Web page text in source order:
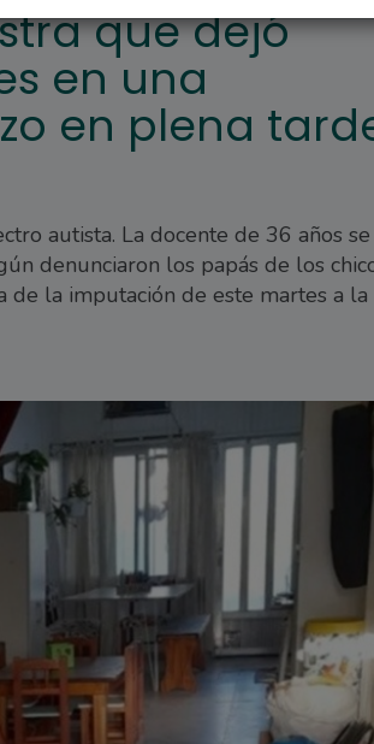
que dejó
en una
en plena
autista. La docente de 36 años se
denunciaron los papás de los
de la imputación de este martes a la